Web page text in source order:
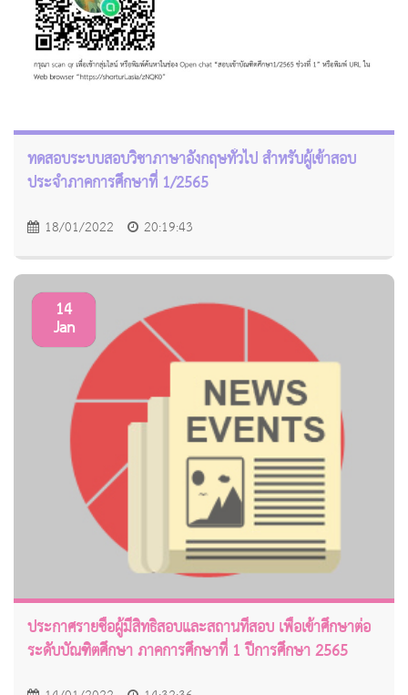
ทดสอบระบบสอบวิชาภาษาอังกฤษทั่วไป สำหรับผู้เข้าสอบ
ประจำภาคการศึกษาที่ 1/2565
18/01/2022 20:19:43
14
Jan
ประกาศรายชื่อผู้มีสิทธิสอบและสถานที่สอบ เพื่อเข้าศึกษาต่อ
ระดับบัณฑิตศึกษา ภาคการศึกษาที่ 1 ปีการศึกษา 2565